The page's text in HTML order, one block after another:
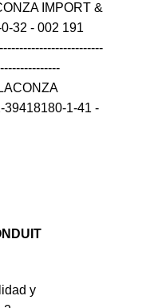
IMPORT &
32 - 002 191
39418180-1-41 -
y